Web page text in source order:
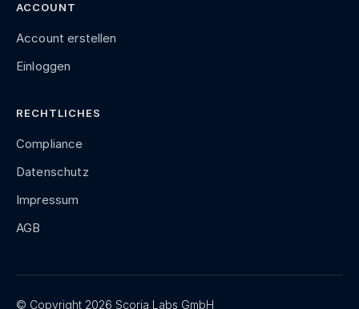
ACCOUNT
Account erstellen
Einloggen
RECHTLICHES
Compliance
Datenschutz
Impressum
AGB
© Copyright 2026 Scoria Labs GmbH